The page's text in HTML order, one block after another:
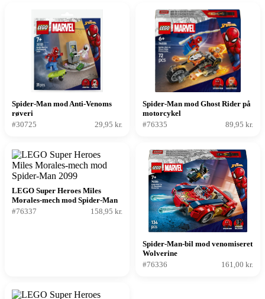
Spider-Man mod Anti-Venoms
røveri
#30725
29,95 kr.
Spider-Man mod Ghost Rider på
motorcykel
#76335
89,95 kr.
LEGO Super Heroes Miles
Morales-mech mod Spider-Man
2099
#76337 158,95 kr.
Spider-Man-bil mod venomiseret
Wolverine
#76336
161,00 kr.